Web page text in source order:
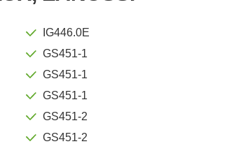
IG446.0E
GS451-1
GS451-1
GS451-1
GS451-2
GS451-2